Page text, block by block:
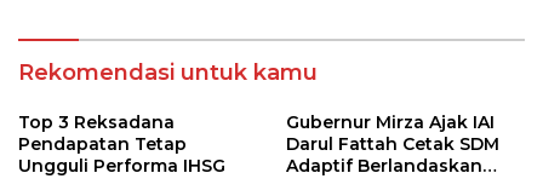
Penguatan Budaya dan
SDM
Rekomendasi untuk kamu
Top 3 Reksadana
Pendapatan Tetap
Ungguli Performa IHSG
Gubernur Mirza Ajak IAI
Darul Fattah Cetak SDM
Adaptif Berlandaskan